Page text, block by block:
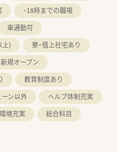
~18時までの職場
車通勤可
上)
寮・借上社宅あり
新規オープン
教育制度あり
ン以外
ヘルプ体制充実
境充実
総合科目